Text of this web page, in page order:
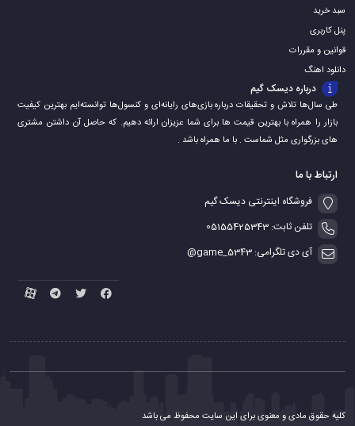
سبد خرید
پنل کاربری
قوانین و مقررات
دانلود اهنگ
درباره دیسک گیم
طی سال‌ها تلاش و تحقیقات درباره بازی‌های رایانه‌ای و کنسول‌ها توانسته‌ایم بهترین کیفیت
بازار را همراه با بهترین قیمت ها برای شما عزیزان ارائه دهیم. که حاصل آن داشتن مشتری
های بزرگواری مثل شماست . با ما همراه باشد .
ارتباط با ما
فروشگاه اینترنتی دیسک گیم
تلفن ثابت: 05155425343
آی دی تلگرامی: game_5343@
کلیه حقوق مادی و معنوی برای این سایت محفوظ می باشد